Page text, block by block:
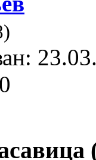
)